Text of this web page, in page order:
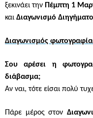
ξεκινάει την Πέμπτη 1
και Διαγωνισμό
Διαγωνισμός
Σου αρέσει η
διάβασμα;
Αν ναι, τότε είσαι πολύ
Πάρε μέρος στον